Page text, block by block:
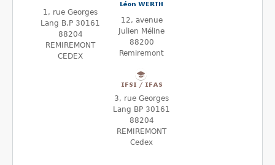
1, rue Georges
Lang B.P 30161
88204
REMIREMONT
CEDEX
12, avenue
Julien Méline
88200
Remiremont
3, rue Georges
Lang BP 30161
88204
REMIREMONT
Cedex